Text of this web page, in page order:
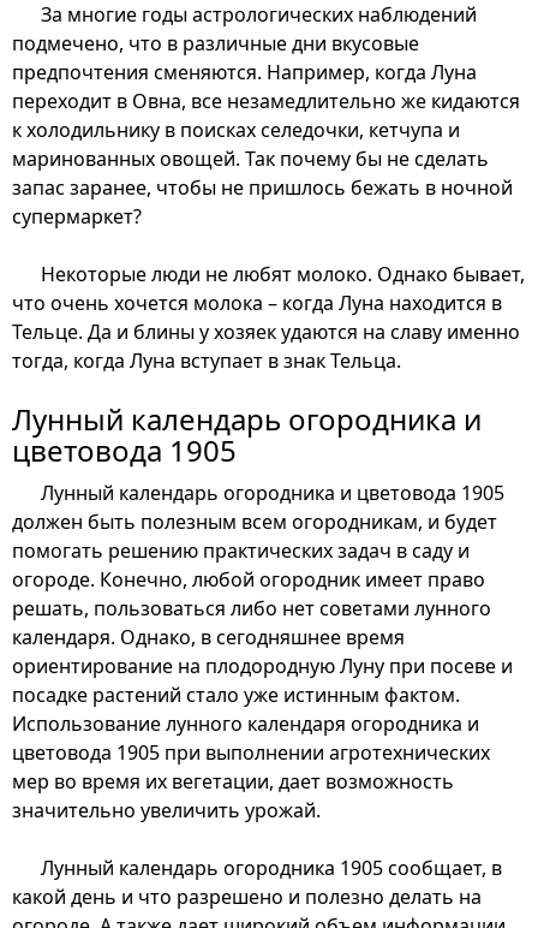
За многие годы астрологических наблюдений
подмечено, что в различные дни вкусовые
предпочтения сменяются. Например, когда Луна
переходит в Овна, все незамедлительно же кидаются
к холодильнику в поисках селедочки, кетчупа и
маринованных овощей. Так почему бы не сделать
запас заранее, чтобы не пришлось бежать в ночной
супермаркет?
Некоторые люди не любят молоко. Однако бывает,
что очень хочется молока – когда Луна находится в
Тельце. Да и блины у хозяек удаются на славу именно
тогда, когда Луна вступает в знак Тельца.
Лунный календарь огородника и
цветовода 1905
Лунный календарь огородника и цветовода 1905
должен быть полезным всем огородникам, и будет
помогать решению практических задач в саду и
огороде. Конечно, любой огородник имеет право
решать, пользоваться либо нет советами лунного
календаря. Однако, в сегодняшнее время
ориентирование на плодородную Луну при посеве и
посадке растений стало уже истинным фактом.
Использование лунного календаря огородника и
цветовода 1905 при выполнении агротехнических
мер во время их вегетации, дает возможность
значительно увеличить урожай.
Лунный календарь огородника 1905 сообщает, в
какой день и что разрешено и полезно делать на